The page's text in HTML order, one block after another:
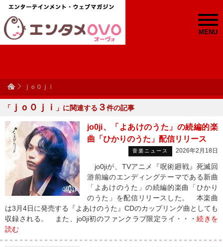
MENU
ｊｏ０ｊｉ
「 ｊｏ０ｊｉ 」に関連する ３件の記事
jo0ji、「よあけのうた」の続編的楽
曲「ひかりのうた」配信リリース
音楽ニュース 2026年2月18日
jo0jiが、TVアニメ『呪術廻戦』死滅回
游前編のエンディングテーマである新曲
「よあけのうた」の続編的楽曲「ひかり
のうた」を配信リリースした。 本楽曲
は3月4日に発売する『よあけのうた』CDのカップリング曲としても
収録される。 また、jo0ji初のファンクラブ限定ライ・・・続きを
読む